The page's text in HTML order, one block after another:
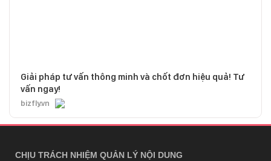
Giải pháp tư vấn thông minh và chốt đơn hiệu quả! Tư
vấn ngay!
bizfly.vn
CHỊU TRÁCH NHIỆM QUẢN LÝ NỘI DUNG